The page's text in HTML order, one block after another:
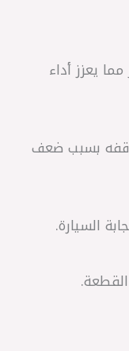
يعزز أداء
بسبب ضعف
السيارة.